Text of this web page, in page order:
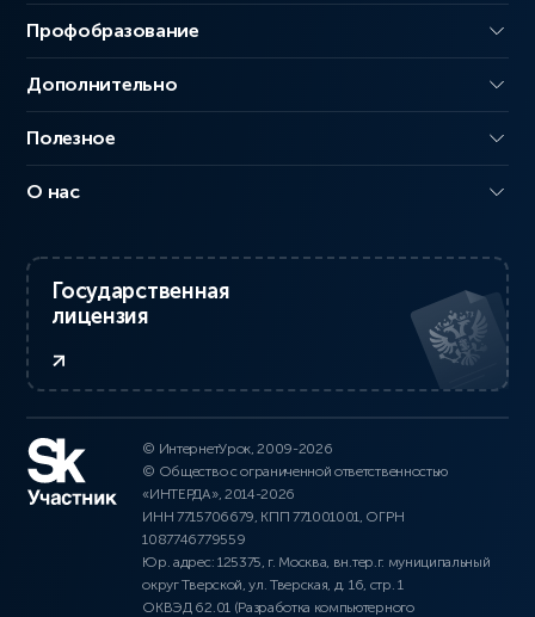
Профобразование
Дополнительно
Полезное
О нас
Государственная
лицензия
© ИнтернетУрок, 2009-2026
© Общество с ограниченной ответственностью
«ИНТЕРДА», 2014-2026
ИНН 7715706679, КПП 771001001, ОГРН
1087746779559
Юр. адрес: 125375, г. Москва, вн.тер.г. муниципальный
округ Тверской, ул. Тверская, д. 16, стр. 1
ОКВЭД 62.01 (Разработка компьютерного